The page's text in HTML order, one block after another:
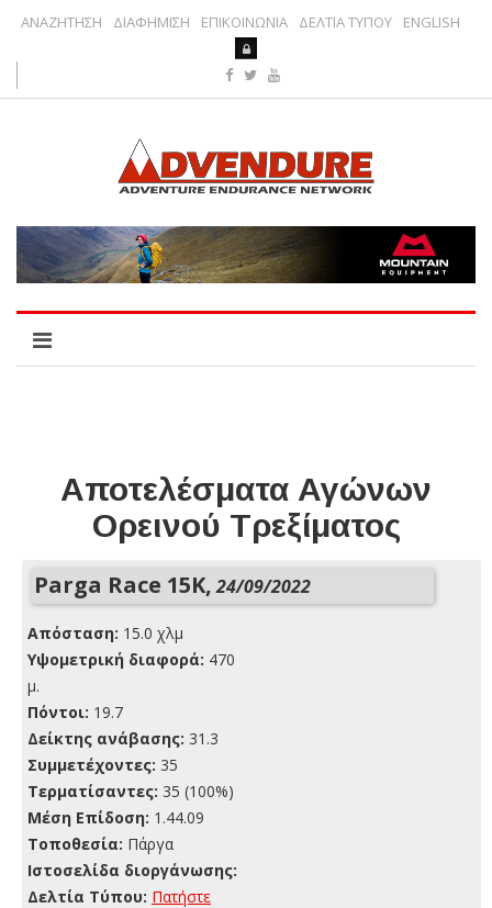
ΑΝΑΖΗΤΗΣΗ ΔΙΑΦΗΜΙΣΗ ΕΠΙΚΟΙΝΩΝΙΑ ΔΕΛΤΙΑ ΤΥΠΟΥ ENGLISH
Αποτελέσματα Αγώνων
Ορεινού Τρεξίματος
Parga Race 15K,24/09/2022
Απόσταση: 15.0 χλμ
Yψομετρική διαφορά: 470
μ.
Πόντοι: 19.7
Δείκτης ανάβασης: 31.3
Συμμετέχοντες: 35
Τερματίσαντες: 35 (100%)
Μέση Επίδοση: 1.44.09
Τοποθεσία: Πάργα
Ιστοσελίδα διοργάνωσης:
Δελτία Τύπου: Πατήστε